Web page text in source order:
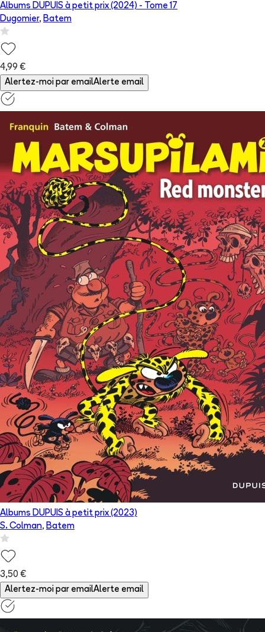
Albums DUPUIS à petit prix (2024) - Tome 17
Dugomier, Batem
4,99 €
Alertez-moi par emailAlerte email
Albums DUPUIS à petit prix (2023)
S. Colman, Batem
3,50 €
Alertez-moi par emailAlerte email